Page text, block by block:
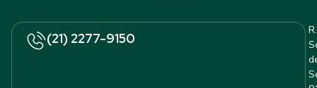
(21) 2277-9150
R.